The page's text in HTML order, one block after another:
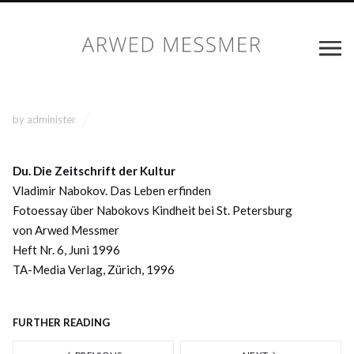
by administer
Du. Die Zeitschrift der Kultur
Vladimir Nabokov. Das Leben erfinden
Fotoessay über Nabokovs Kindheit bei St. Petersburg
von Arwed Messmer
Heft Nr. 6, Juni 1996
TA-Media Verlag, Zürich, 1996
FURTHER READING